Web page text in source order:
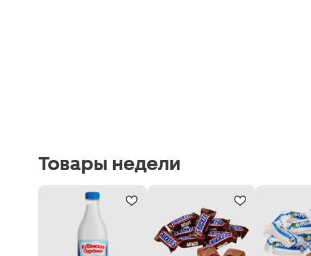
Товары недели